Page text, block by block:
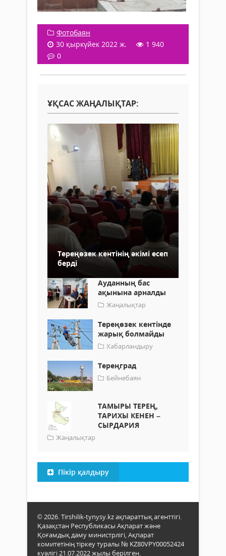
Фотобаян
30 қыркүйек 2022 ж.
1 940
0
ҰҚСАС ЖАҢАЛЫҚТАР:
Тереңөзек кентінің әкімі есеп
берді
Ауданның бас
ақынына арналды
Жаңалықтар
Тереңөзек кентінде
жарық болмайды
Хабарландыру
Тереңград
Бейнебаян
ТАМЫРЫ ТЕРЕҢ,
ТАРИХЫ КЕНЕН –
СЫРДАРИЯ
Жаңалықтар
Пікір қалдыру
© 2026. Tirshilik-tynysy.kz ақпараттық агенттігі.
Қазақстан Республикасы Ақпарат және
Қоғамдық даму министрлігі, Ақпарат
комитетінің тіркеу туралы № KZ80VPY00052424
куәлігі 21.07.2022 жылы берілген.